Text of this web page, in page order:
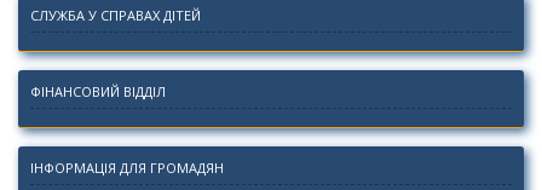
СЛУЖБА У СПРАВАХ ДІТЕЙ
ФІНАНСОВИЙ ВІДДІЛ
ІНФОРМАЦІЯ ДЛЯ ГРОМАДЯН